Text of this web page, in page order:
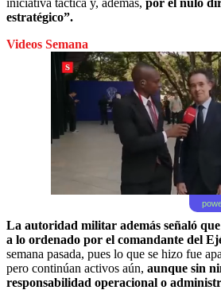
estratégico”.
Videos Semana
La autoridad militar además señaló
a lo ordenado por el comandante del
semana pasada, pues lo que se hizo fue
pero continúan activos aún, aunque sin
responsabilidad operacional o